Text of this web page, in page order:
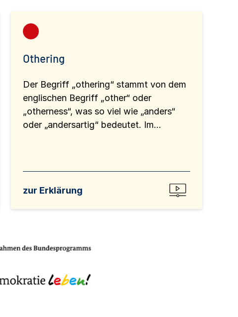
Othering
Der Begriff „othering“ stammt von dem
englischen Begriff „other“ oder
„otherness“, was so viel wie „anders“
oder „andersartig“ bedeutet. Im...
zur Erklärung